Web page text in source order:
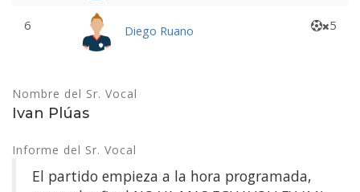
6 Diego Ruano 5
Nombre del Sr. Vocal
Ivan Plúas
Informe del Sr. Vocal
El partido empieza a la hora programada,